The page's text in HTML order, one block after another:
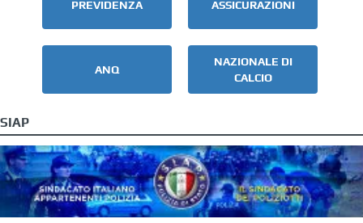
PREVIDENZA ASSICURAZIONI
ANQ
NAZIONALE DI
CALCIO
SIAP